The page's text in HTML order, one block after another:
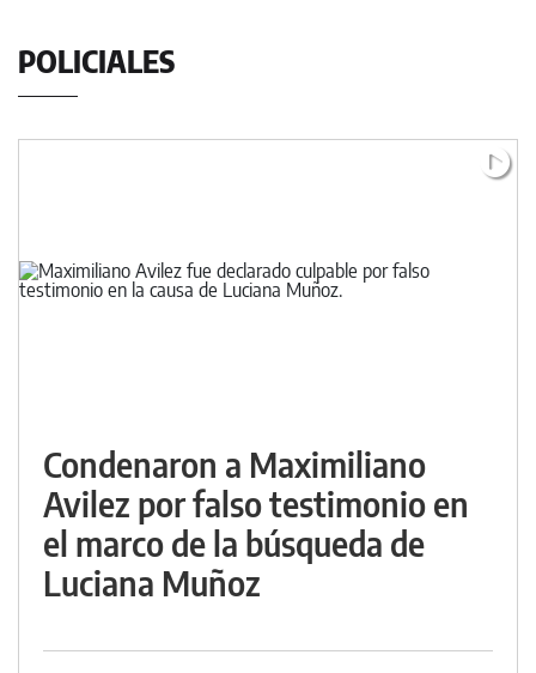
POLICIALES
Condenaron a Maximiliano
Avilez por falso testimonio en
el marco de la búsqueda de
Luciana Muñoz